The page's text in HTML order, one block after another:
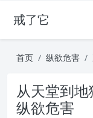
戒了它
首页 纵欲危害
从天堂到
纵欲危害